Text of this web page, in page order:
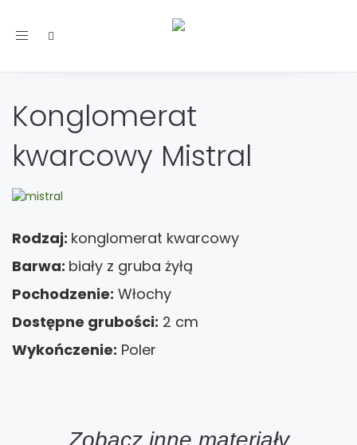
Toggle
Konglomerat
kwarcowy Mistral
Rodzaj: konglomerat kwarcowy
Barwa: biały z gruba żyłą
Pochodzenie: Włochy
Dostępne grubości: 2 cm
Wykończenie: Poler
Zobacz inne materiały